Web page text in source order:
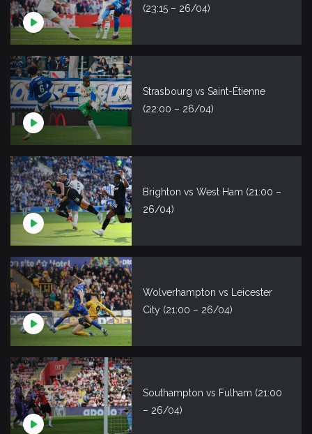
(23:15 – 26/04)
Strasbourg vs Saint-Étienne
(22:00 – 26/04)
Brighton vs West Ham (21:00 –
26/04)
Wolverhampton vs Leicester
City (21:00 – 26/04)
Southampton vs Fulham (21:00
– 26/04)